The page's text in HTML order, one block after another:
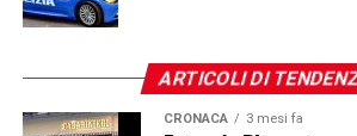
ARTICOLI DI
CRONACA 3 mesi fa